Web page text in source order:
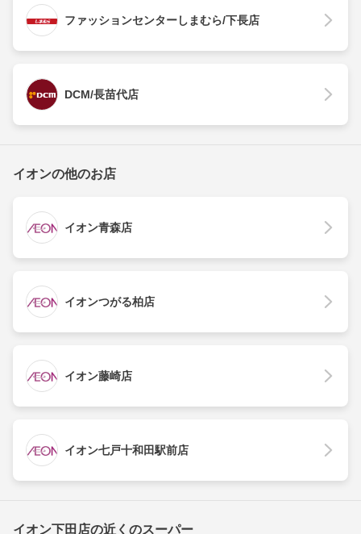
ファッションセンターしまむら/下長店
DCM/長苗代店
イオンの他のお店
イオン青森店
イオンつがる柏店
イオン藤崎店
イオン七戸十和田駅前店
イオン下田店の近くのスーパー